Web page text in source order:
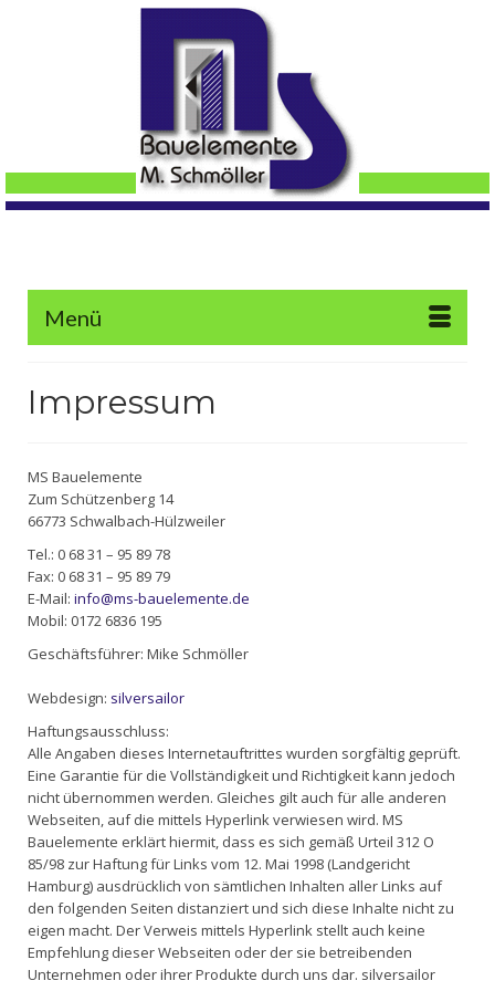
Menü
Impressum
MS Bauelemente
Zum Schützenberg 14
66773 Schwalbach-Hülzweiler
Tel.: 0 68 31 – 95 89 78
Fax: 0 68 31 – 95 89 79
E-Mail: info@ms-bauelemente.de
Mobil: 0172 6836 195
Geschäftsführer: Mike Schmöller
Webdesign: silversailor
Haftungsausschluss:
Alle Angaben dieses Internetauftrittes wurden sorgfältig geprüft.
Eine Garantie für die Vollständigkeit und Richtigkeit kann jedoch
nicht übernommen werden. Gleiches gilt auch für alle anderen
Webseiten, auf die mittels Hyperlink verwiesen wird. MS
Bauelemente erklärt hiermit, dass es sich gemäß Urteil 312 O
85/98 zur Haftung für Links vom 12. Mai 1998 (Landgericht
Hamburg) ausdrücklich von sämtlichen Inhalten aller Links auf
den folgenden Seiten distanziert und sich diese Inhalte nicht zu
eigen macht. Der Verweis mittels Hyperlink stellt auch keine
Empfehlung dieser Webseiten oder der sie betreibenden
Unternehmen oder ihrer Produkte durch uns dar. silversailor